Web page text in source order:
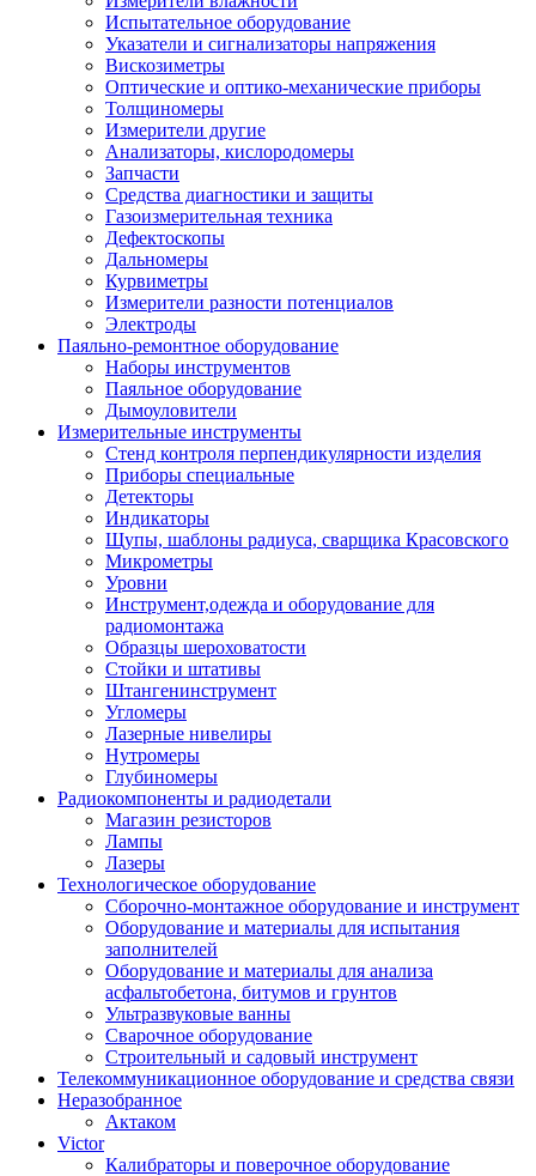
Испытательное оборудование
Указатели и сигнализаторы напряжения
Вискозиметры
Оптические и оптико-механические приборы
Толщиномеры
Измерители другие
Анализаторы, кислородомеры
Запчасти
Средства диагностики и защиты
Газоизмерительная техника
Дефектоскопы
Дальномеры
Курвиметры
Измерители разности потенциалов
Электроды
Паяльно-ремонтное оборудование
Наборы инструментов
Паяльное оборудование
Дымоуловители
Измерительные инструменты
Стенд контроля перпендикулярности изделия
Приборы специальные
Детекторы
Индикаторы
Щупы, шаблоны радиуса, сварщика Красовского
Микрометры
Уровни
Инструмент,одежда и оборудование для
радиомонтажа
Образцы шероховатости
Стойки и штативы
Штангенинструмент
Угломеры
Лазерные нивелиры
Нутромеры
Глубиномеры
Радиокомпоненты и радиодетали
Магазин резисторов
Лампы
Лазеры
Технологическое оборудование
Сборочно-монтажное оборудование и инструмент
Оборудование и материалы для испытания
заполнителей
Оборудование и материалы для анализа
асфальтобетона, битумов и грунтов
Ультразвуковые ванны
Сварочное оборудование
Строительный и садовый инструмент
Телекоммуникационное оборудование и средства связи
Неразобранное
Актаком
Victor
Калибраторы и поверочное оборудование